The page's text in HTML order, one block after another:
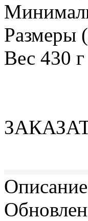
Размеры
Вес 430 г
Описание